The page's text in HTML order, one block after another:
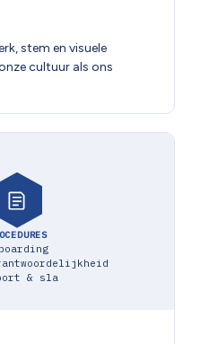
stem en visuele
cultuur als ons
& sla